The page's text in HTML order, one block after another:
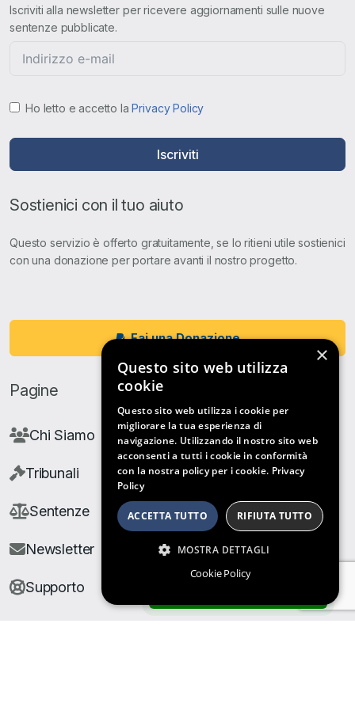
Iscriviti alla newsletter per ricevere aggiornamenti sulle nuove
sentenze pubblicate.
Ho letto e accetto laPrivacy Policy
Iscriviti
Sostienici con il tuo aiuto
Questo servizio è offerto gratuitamente, se lo ritieni utile sostienici
con una donazione per portare avanti il nostro progetto.
Fai una Donazione
Pagine
Chi Siamo
Tribunali
Sentenze
Newsletter
Supporto
×
Questo sito web utilizza
cookie
Questo sito web utilizza i cookie per
migliorare la tua esperienza di
navigazione. Utilizzando il nostro sito web
acconsenti a tutti i cookie in conformità
con la nostra policy per i cookie. Privacy
Policy
ACCETTA TUTTO RIFIUTA TUTTO
MOSTRA DETTAGLI
Cookie Policy